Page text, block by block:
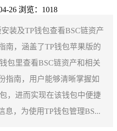
26 浏览：1018
装及TP钱包查看BSC链资产
南，涵盖了TP钱包苹果版的
包里查看BSC链资产和相关
指南，用户能够清晰掌握如
，进而实现在该钱包中便捷
息，为使用TP钱包管理BS...